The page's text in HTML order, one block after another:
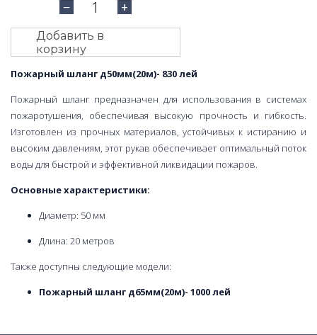
− 1 +
Добавить в
корзину
Пожарный шланг д50мм(20м)- 830 лей
Пожарный шланг предназначен для использования в системах
пожаротушения, обеспечивая высокую прочность и гибкость.
Изготовлен из прочных материалов, устойчивых к истиранию и
высоким давлениям, этот рукав обеспечивает оптимальный поток
воды для быстрой и эффективной ликвидации пожаров.
Основные характеристики:
Диаметр: 50 мм
Длина: 20 метров
Также доступны следующие модели:
Пожарный шланг д65мм(20м)- 1000 лей